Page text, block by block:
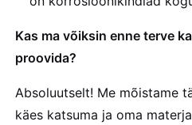
Kas ma võiksin enne terve
proovida?
Absoluutselt! Me mõistame
käes katsuma ja oma